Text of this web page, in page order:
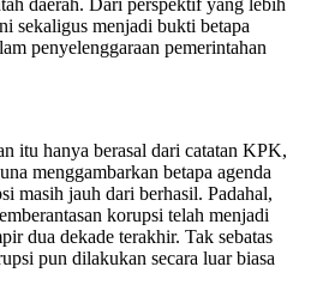
sekaligus menjadi bukti betapa
penyelenggaraan pemerintahan
itu hanya berasal dari catatan KPK,
menggambarkan betapa agenda
masih jauh dari berhasil. Padahal,
korupsi telah menjadi
dua dekade terakhir. Tak sebatas
pun dilakukan secara luar biasa